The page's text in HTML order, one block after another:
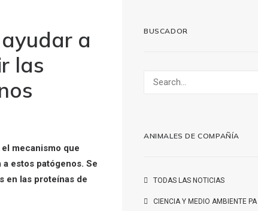
a
las
mecanismo que
estos patógenos. Se
en las proteínas de
BUSCADOR
ANIMALES DE COMPAÑÍA
TODAS LAS NOTICIAS
CIENCIA Y MEDIO AMBIENTE PA